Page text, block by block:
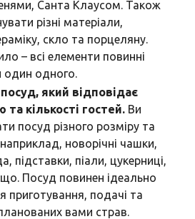
Санта Клаусом. Також
різні матеріали,
скло та порцеляну.
– всі елементи повинні
одного.
який відповідає
кількості гостей. Ви
посуд різного розміру та
новорічні чашки,
підставки, піали, цукерниці,
Посуд повинен ідеально
приготування, подачі та
вами страв.